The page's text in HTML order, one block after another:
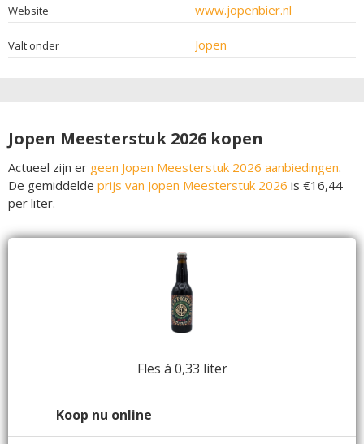
Website www.jopenbier.nl
Valt onder Jopen
Jopen Meesterstuk 2026 kopen
Actueel zijn er geen Jopen Meesterstuk 2026 aanbiedingen.
De gemiddelde prijs van Jopen Meesterstuk 2026 is €16,44
per liter.
Fles á 0,33 liter
Koop nu online